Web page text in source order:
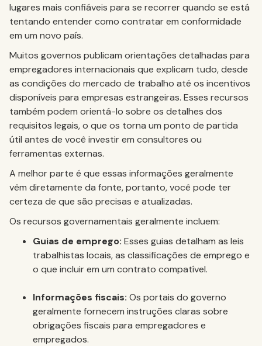
lugares mais confiáveis para se recorrer quando se está
tentando entender como contratar em conformidade
em um novo país.
Muitos governos publicam orientações detalhadas para
empregadores internacionais que explicam tudo, desde
as condições do mercado de trabalho até os incentivos
disponíveis para empresas estrangeiras. Esses recursos
também podem orientá-lo sobre os detalhes dos
requisitos legais, o que os torna um ponto de partida
útil antes de você investir em consultores ou
ferramentas externas.
A melhor parte é que essas informações geralmente
vêm diretamente da fonte, portanto, você pode ter
certeza de que são precisas e atualizadas.
Os recursos governamentais geralmente incluem:
Guias de emprego: Esses guias detalham as leis
trabalhistas locais, as classificações de emprego e
o que incluir em um contrato compatível.
Informações fiscais: Os portais do governo
geralmente fornecem instruções claras sobre
obrigações fiscais para empregadores e
empregados.